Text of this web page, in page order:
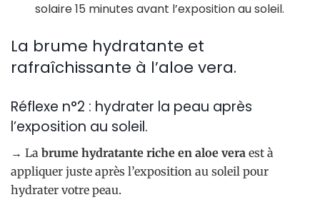
solaire 15 minutes avant l’exposition au soleil.
La brume hydratante et
rafraîchissante à l’aloe vera.
Réflexe n°2 : hydrater la peau après
l’exposition au soleil.
→ La brume hydratante riche en aloe vera est à
appliquer juste après l’exposition au soleil pour
hydrater votre peau.